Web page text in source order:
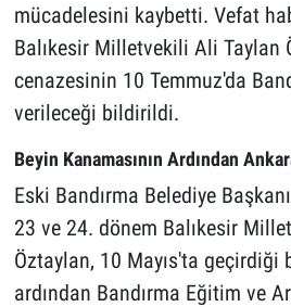
mücadelesini kaybetti. Vefat
Balıkesir Milletvekili Ali Taylan
cenazesinin 10 Temmuz'da
verileceği bildirildi.
Beyin Kanamasının Ardından
Eski Bandırma Belediye
23 ve 24. dönem Balıkesir
Öztaylan, 10 Mayıs'ta geçirdiği
ardından Bandırma Eğitim ve